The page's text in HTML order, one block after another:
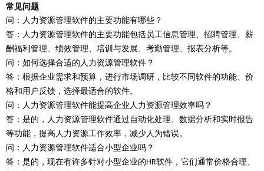
常见问题
问：人力资源管理软件的主要功能有哪些？
答：人力资源管理软件的主要功能包括员工信息管理、招聘管理、薪
酬福利管理、绩效管理、培训与发展、考勤管理、报表分析等。
问：如何选择合适的人力资源管理软件？
答：根据企业需求和预算，进行市场调研，比较不同软件的功能、价
格和用户反馈，选择最适合的软件。
问：人力资源管理软件能提高企业人力资源管理效率吗？
答：是的，人力资源管理软件通过自动化处理、数据分析和实时报告
等功能，提高人力资源工作效率，减少人为错误。
问：人力资源管理软件适合小型企业吗？
答：是的，现在有许多针对小型企业的HR软件，它们通常价格合理、